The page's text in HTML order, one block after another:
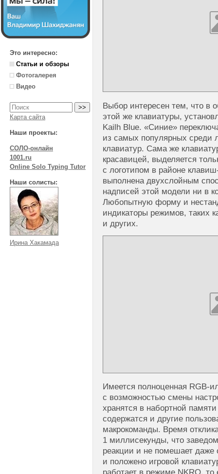
Это интересно:
Статьи и обзоры
Фотогалерея
Видео
Карта сайта
Наши проекты:
СОЛО-онлайн
1001.ru
Online Solo Typing Tutor
Наши солисты:
Ирина Хакамада
Выбор интересен тем, что в
этой же клавиатуры,
Kailh Blue. «Синие»
из самых популярных среди
клавиатур. Сама же
красавицей, выделяется
с логотипом в районе
выполнена двухслойным
надписей этой модели ни в
Любопытную форму и
индикаторы режимов, таких
и других.
Имеется полноценная RGB-
с возможностью смены
хранятся в набортной
содержатся и другие
макрокоманды. Время
1 миллисекунды, что
реакции и не помешает даже
и положено игровой